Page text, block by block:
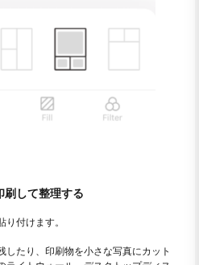
刷して整理する
付けます。
したり、印刷物を小さな写真にカット